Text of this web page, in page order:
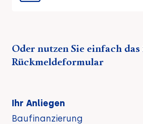
Oder nutzen Sie einfach
Rückmeldeformular
Ihr Anliegen